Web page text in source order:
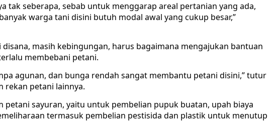
tak seberapa, sebab untuk menggarap areal pertanian yang ada,
warga tani disini butuh modal awal yang cukup besar,”
disana, masih kebingungan, harus bagaimana mengajukan bantuan
membebani petani.
agunan, dan bunga rendah sangat membantu petani disini,” tutur
rekan petani lainnya.
petani sayuran, yaitu untuk pembelian pupuk buatan, upah biaya
termasuk pembelian pestisida dan plastik untuk menutup